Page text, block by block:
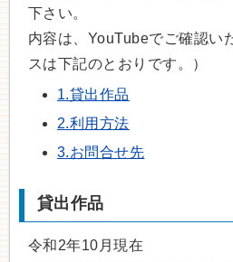
下さい。
内容は、YouTubeでご確認い
スは下記のとおりです。）
1.貸出作品
2.利用方法
3.お問合せ先
貸出作品
令和2年10月現在